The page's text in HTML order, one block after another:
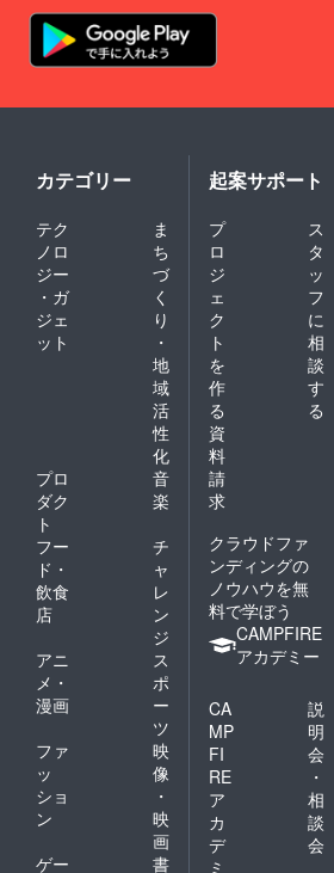
カテゴリー
テク
ノロ
ジー
・ガ
ジェ
ット
ま
ち
づ
く
り
・
地
域
活
性
化
プロ
ダク
ト
音
楽
フー
ド・
飲食
店
チ
ャ
レ
ン
ジ
アニ
メ・
漫画
ス
ポ
ー
ツ
ファ
ッ
ショ
ン
映
像
・
映
画
ゲー
書
起案サポート
プ
ロ
ジ
ェ
ク
ト
を
作
る
ス
タ
ッ
フ
に
相
談
す
る
資
料
請
求
クラウドファ
ンディングの
ノウハウを無
料で学ぼう
CAMPFIRE
アカデミー
CA
MP
FI
RE
ア
カ
デ
ミ
説
明
会
・
相
談
会